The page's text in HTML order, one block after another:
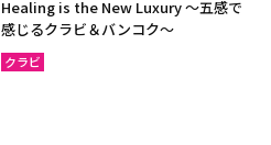
Healing is the New Luxury ～五感で
感じるクラビ＆バンコク～
クラビ